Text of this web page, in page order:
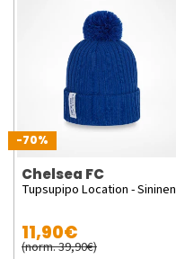
-70%
Chelsea FC
Tupsupipo Location - Sininen
11,90€
(norm. 39,90€)